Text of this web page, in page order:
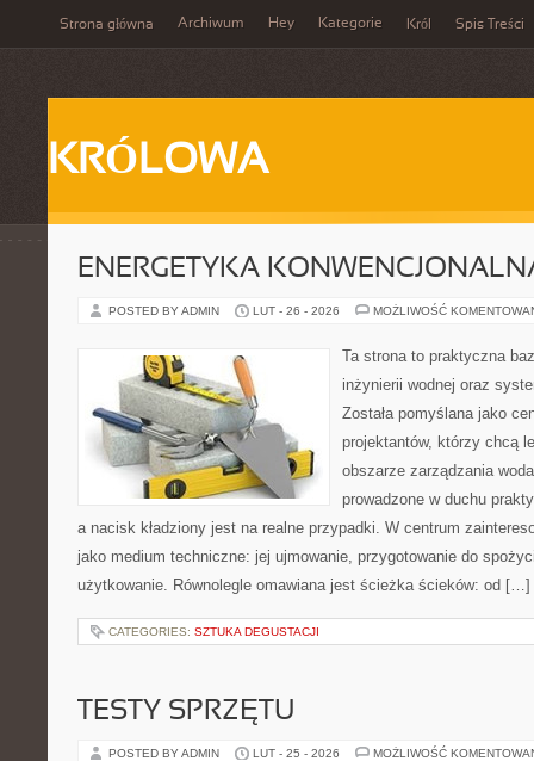
Strona główna Archiwum Hey Kategorie Król Spis Treści
KRÓLOWA
ENERGETYKA
POSTED BY ADMIN LUT - 26 - 2026 MOŻLIWOŚĆ
Ta strona to praktyczna
inżynierii wodnej oraz
Została pomyślana jako
projektantów, którzy chcą
obszarze zarządzania
prowadzone w duchu
a nacisk kładziony jest na realne przypadki. W centrum
jako medium techniczne: jej ujmowanie, przygotowanie do
użytkowanie. Równolegle omawiana jest ścieżka ścieków: od […]
CATEGORIES: SZTUKA DEGUSTACJI
TESTY SPRZĘTU
POSTED BY ADMIN LUT - 25 - 2026 MOŻLIWOŚĆ